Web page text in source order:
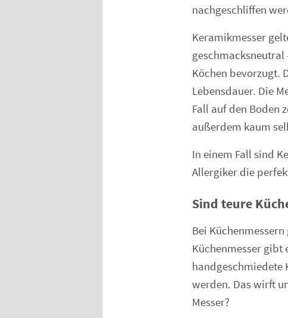
nachgeschliffen
Keramikmesser
Köchen bevorzugt.
Lebensdauer. Die
Fall auf den Boden
außerdem kaum
In einem Fall sind
Allergiker die
Sind teure
Bei
Küchenmesser gibt
handgeschmiedete
werden. Das wirft
Messer?